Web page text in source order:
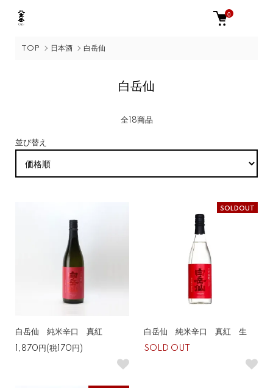
0
TOP 日本酒 白岳仙
白岳仙
全18商品
並び替え
白岳仙 純米辛口 真紅
1,870円(税170円)
SOLDOUT
白岳仙 純米辛口 真紅 生
SOLD OUT